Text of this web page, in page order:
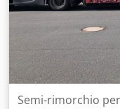
Semi-rimorchio